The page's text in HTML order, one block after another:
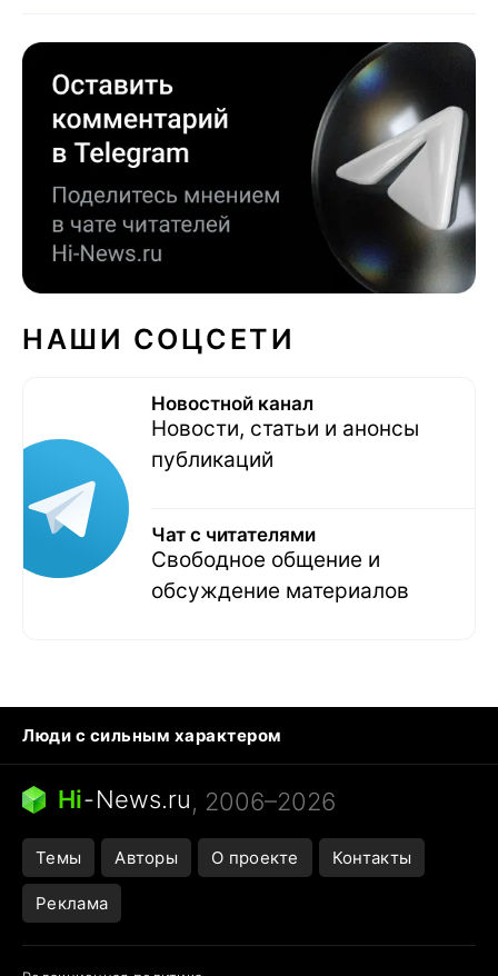
НАШИ СОЦСЕТИ
Новостной канал
Новости, статьи и анонсы
публикаций
Чат с читателями
Свободное общение и
обсуждение материалов
Люди с сильным характером
Кошка писает на кровать
Тунцы в океанариуме
Ядовитые пауки России
Города в ядерной войне
Hi-News.ru, 2006–2026
Темы Авторы О проекте Контакты
Реклама